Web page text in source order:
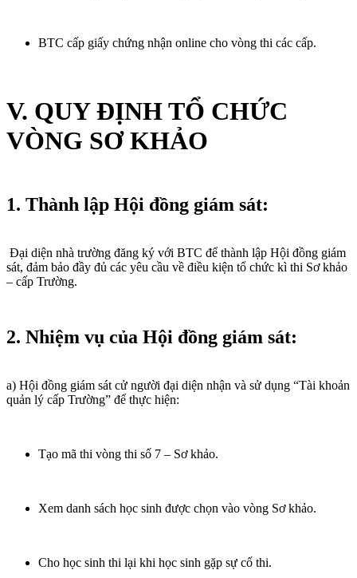
BTC cấp giấy chứng nhận online cho vòng thi các cấp.
V. QUY ĐỊNH TỔ CHỨC
VÒNG SƠ KHẢO
1. Thành lập Hội đồng giám sát:
Đại diện nhà trường đăng ký với BTC để thành lập Hội đồng giám
sát, đảm bảo đầy đủ các yêu cầu về điều kiện tổ chức kì thi Sơ khảo
– cấp Trường.
2. Nhiệm vụ của Hội đồng giám sát:
a) Hội đồng giám sát cử người đại diện nhận và sử dụng “Tài khoản
quản lý cấp Trường” để thực hiện:
Tạo mã thi vòng thi số 7 – Sơ khảo.
Xem danh sách học sinh được chọn vào vòng Sơ khảo.
Cho học sinh thi lại khi học sinh gặp sự cố thi.